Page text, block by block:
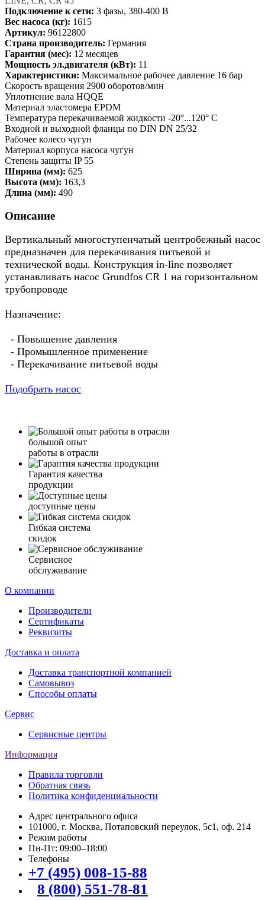
Подключение к сети: 3 фазы, 380-400 В
Вес насоса (кг): 1615
Артикул: 96122800
Страна производитель: Германия
Гарантия (мес): 12 месяцев
Мощность эл.двигателя (кВт): 11
Характеристики: Максимальное рабочее давление 16 бар
Скорость вращения 2900 оборотов/мин
Уплотнение вала HQQE
Материал эластомера EPDM
Температура перекачиваемой жидкости -20°...120° C
Входной и выходной фланцы по DIN DN 25/32
Рабочее колесо чугун
Материал корпуса насоса чугун
Степень защиты IP 55
Ширина (мм): 625
Высота (мм): 163,3
Длина (мм): 490
Описание
Вертикальный многоступенчатый центробежный насос
предназначен для перекачивания питьевой и
технической воды. Конструкция in-line позволяет
устанавливать насос Grundfos CR 1 на горизонтальном
трубопроводе
Назначение:
- Повышение давления
- Промышленное применение
- Перекачивание питьевой воды
Подобрать насос
большой опыт
работы в отрасли
Гарантия качества
продукции
доступные цены
Гибкая система
скидок
Сервисное
обслуживание
О компании
Производители
Сертификаты
Реквизиты
Доставка и оплата
Доставка транспортной компанией
Самовывоз
Способы оплаты
Сервис
Сервисные центры
Информация
Правила торговли
Обратная связь
Политика конфиденциальности
Адрес центрального офиса
101000, г. Москва, Потаповский переулок, 5с1, оф. 214
Режим работы
Пн-Пт: 09:00–18:00
Телефоны
+7 (495) 008-15-88
8 (800) 551-78-81